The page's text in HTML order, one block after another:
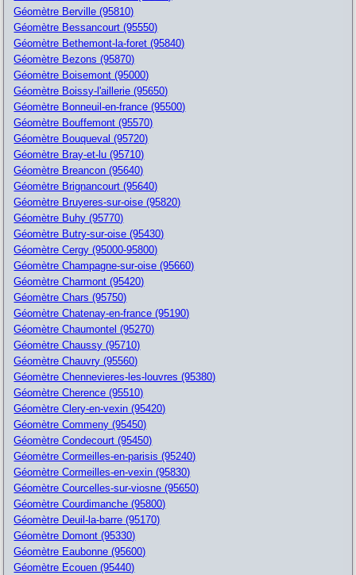
Géomètre Berville (95810)
Géomètre Bessancourt (95550)
Géomètre Bethemont-la-foret (95840)
Géomètre Bezons (95870)
Géomètre Boisemont (95000)
Géomètre Boissy-l'aillerie (95650)
Géomètre Bonneuil-en-france (95500)
Géomètre Bouffemont (95570)
Géomètre Bouqueval (95720)
Géomètre Bray-et-lu (95710)
Géomètre Breancon (95640)
Géomètre Brignancourt (95640)
Géomètre Bruyeres-sur-oise (95820)
Géomètre Buhy (95770)
Géomètre Butry-sur-oise (95430)
Géomètre Cergy (95000-95800)
Géomètre Champagne-sur-oise (95660)
Géomètre Charmont (95420)
Géomètre Chars (95750)
Géomètre Chatenay-en-france (95190)
Géomètre Chaumontel (95270)
Géomètre Chaussy (95710)
Géomètre Chauvry (95560)
Géomètre Chennevieres-les-louvres (95380)
Géomètre Cherence (95510)
Géomètre Clery-en-vexin (95420)
Géomètre Commeny (95450)
Géomètre Condecourt (95450)
Géomètre Cormeilles-en-parisis (95240)
Géomètre Cormeilles-en-vexin (95830)
Géomètre Courcelles-sur-viosne (95650)
Géomètre Courdimanche (95800)
Géomètre Deuil-la-barre (95170)
Géomètre Domont (95330)
Géomètre Eaubonne (95600)
Géomètre Ecouen (95440)